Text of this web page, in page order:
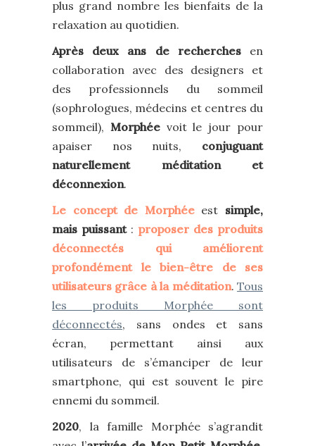
plus grand nombre les bienfaits de la
relaxation au quotidien.
Après deux ans de recherchesen
collaboration avec des designers et
des professionnels du sommeil
(sophrologues, médecins et centres du
sommeil), Morphéevoit le jour pour
apaiser nos nuits, conjuguant
naturellement méditation et
déconnexion.
Le concept de Morphéeest simple,
mais puissant: proposer des produits
déconnectés qui améliorent
profondément le bien-être de ses
utilisateurs grâce à la méditation.Tous
les produits Morphée sont
déconnectés, sans ondes et sans
écran, permettant ainsi aux
utilisateurs de s’émanciper de leur
smartphone, qui est souvent le pire
ennemi du sommeil.
2020, la famille Morphée s’agrandit